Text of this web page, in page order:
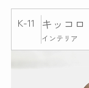
K-11 キッコロ
インテリア